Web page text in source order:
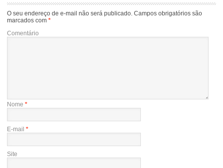
O seu endereço de e-mail não será publicado. Campos obrigatórios são
marcados com *
Comentário
Nome *
E-mail *
Site